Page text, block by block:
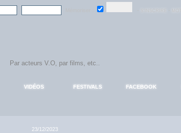
VIDÉOS FESTIVALS FACEBOOK
23/12/2023